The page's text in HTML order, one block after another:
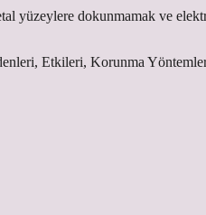
yüzeylere dokunmamak ve
Etkileri, Korunma